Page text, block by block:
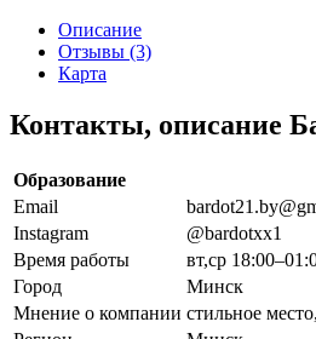
Описание
Отзывы (3)
Карта
Контакты, описание
Образование
Email
Instagram
@bardotxx1
Время работы
вт,ср
Город
Минск
Мнение о компании стильное